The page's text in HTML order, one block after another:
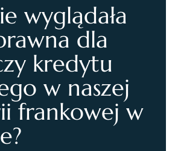
wyglądała
dla
kredytu
w naszej
frankowej w